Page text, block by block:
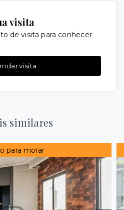
visita
de visita para conhecer
visita
similares
para morar